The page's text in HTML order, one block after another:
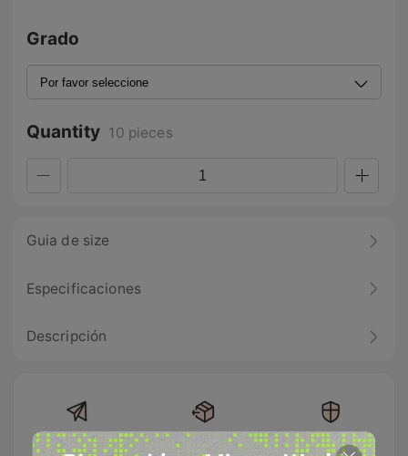
Grado
Quantity 10 pieces
Guia de size
Especificaciones
Descripción
Envío gratis en
Devolución
100% Pago